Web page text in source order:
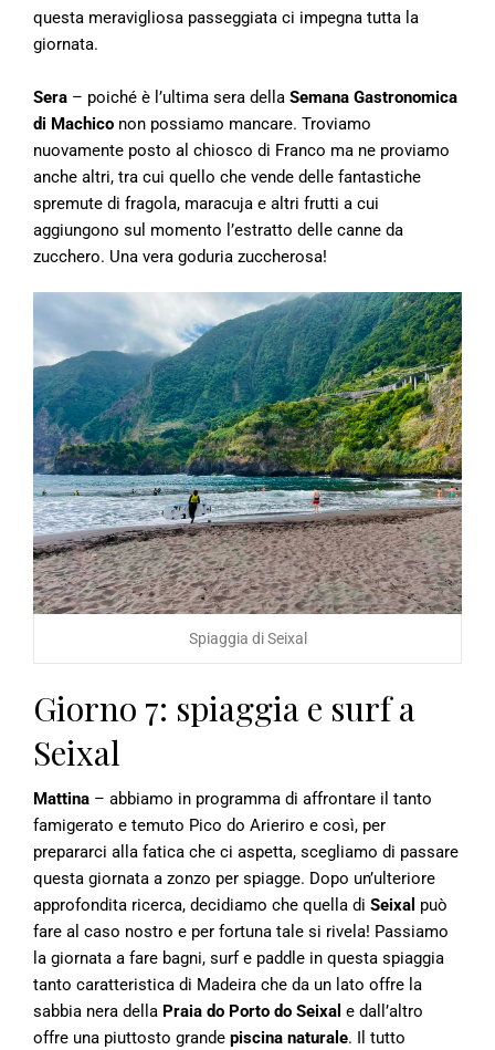
questa meravigliosa passeggiata ci impegna tutta la
giornata.
Sera – poiché è l’ultima sera della Semana Gastronomica
di Machico non possiamo mancare. Troviamo
nuovamente posto al chiosco di Franco ma ne proviamo
anche altri, tra cui quello che vende delle fantastiche
spremute di fragola, maracuja e altri frutti a cui
aggiungono sul momento l’estratto delle canne da
zucchero. Una vera goduria zuccherosa!
Spiaggia di Seixal
Giorno 7: spiaggia e surf a
Seixal
Mattina – abbiamo in programma di affrontare il tanto
famigerato e temuto Pico do Arieriro e così, per
prepararci alla fatica che ci aspetta, scegliamo di passare
questa giornata a zonzo per spiagge. Dopo un’ulteriore
approfondita ricerca, decidiamo che quella di Seixal può
fare al caso nostro e per fortuna tale si rivela! Passiamo
la giornata a fare bagni, surf e paddle in questa spiaggia
tanto caratteristica di Madeira che da un lato offre la
sabbia nera della Praia do Porto do Seixal e dall’altro
offre una piuttosto grande piscina naturale. Il tutto